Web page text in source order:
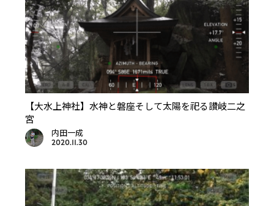
【大水上神社】水神と磐座そして太陽を祀る讃岐二之
宮
内田一成
2020.11.30